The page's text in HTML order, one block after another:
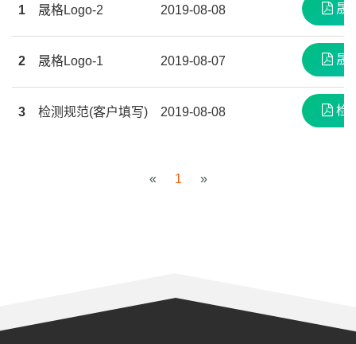
1 晟格Logo-2 2019-08-08 晟
2 晟格Logo-1 2019-08-07 晟
3 检测规范(客户填写) 2019-08-08 检
« 1 »